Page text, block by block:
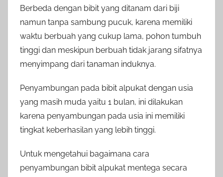
Berbeda dengan bibit yang ditanam dari biji
namun tanpa sambung pucuk, karena memiliki
waktu berbuah yang cukup lama, pohon tumbuh
tinggi dan meskipun berbuah tidak jarang sifatnya
menyimpang dari tanaman induknya.
Penyambungan pada bibit alpukat dengan usia
yang masih muda yaitu 1 bulan, ini dilakukan
karena penyambungan pada usia ini memiliki
tingkat keberhasilan yang lebih tinggi.
Untuk mengetahui bagaimana cara
penyambungan bibit alpukat mentega secara